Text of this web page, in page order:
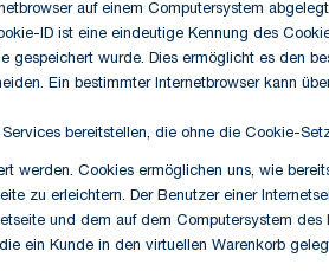
auf einem Computersystem
ID ist eine eindeutige Kennung des
wurde. Dies ermöglicht es den
Ein bestimmter Internetbrowser kann
bereitstellen, die ohne die Cookie-
werden. Cookies ermöglichen uns, wie
zu erleichtern. Der Benutzer einer
und dem auf dem Computersystem
ein Kunde in den virtuellen Warenkorb